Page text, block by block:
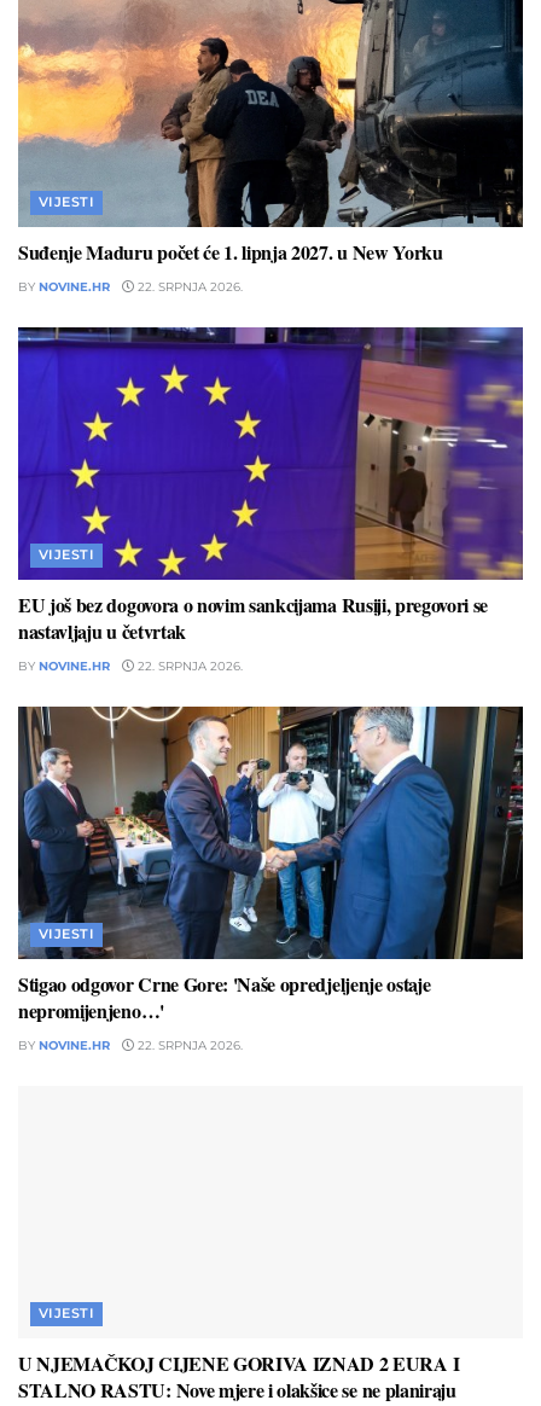
VIJESTI
Suđenje Maduru počet će 1. lipnja 2027. u New Yorku
BY NOVINE.HR 22. SRPNJA 2026.
VIJESTI
EU još bez dogovora o novim sankcijama Rusiji, pregovori se
nastavljaju u četvrtak
BY NOVINE.HR 22. SRPNJA 2026.
VIJESTI
Stigao odgovor Crne Gore: 'Naše opredjeljenje ostaje
nepromijenjeno…'
BY NOVINE.HR 22. SRPNJA 2026.
VIJESTI
U NJEMAČKOJ CIJENE GORIVA IZNAD 2 EURA I
STALNO RASTU: Nove mjere i olakšice se ne planiraju